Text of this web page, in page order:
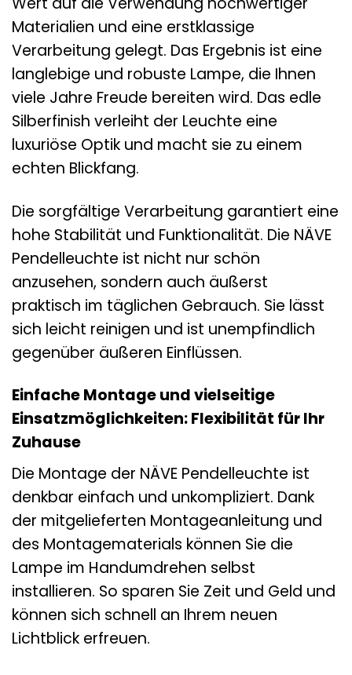
Materialien und eine erstklassige
Verarbeitung gelegt. Das Ergebnis ist eine
langlebige und robuste Lampe, die Ihnen
viele Jahre Freude bereiten wird. Das edle
Silberfinish verleiht der Leuchte eine
luxuriöse Optik und macht sie zu einem
echten Blickfang.
Die sorgfältige Verarbeitung garantiert eine
hohe Stabilität und Funktionalität. Die NÄVE
Pendelleuchte ist nicht nur schön
anzusehen, sondern auch äußerst
praktisch im täglichen Gebrauch. Sie lässt
sich leicht reinigen und ist unempfindlich
gegenüber äußeren Einflüssen.
Einfache Montage und vielseitige
Einsatzmöglichkeiten: Flexibilität für Ihr
Zuhause
Die Montage der NÄVE Pendelleuchte ist
denkbar einfach und unkompliziert. Dank
der mitgelieferten Montageanleitung und
des Montagematerials können Sie die
Lampe im Handumdrehen selbst
installieren. So sparen Sie Zeit und Geld und
können sich schnell an Ihrem neuen
Lichtblick erfreuen.